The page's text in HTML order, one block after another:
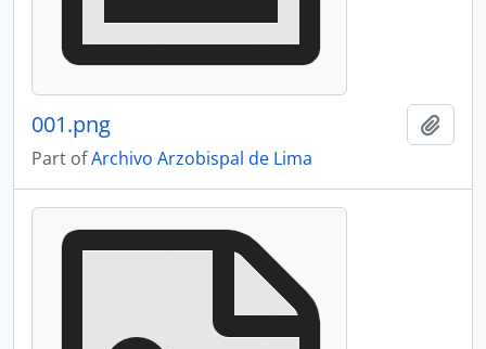
001.png
Part ofArchivo Arzobispal de Lima